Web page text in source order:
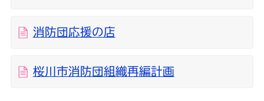
消防団応援の店
桜川市消防団組織再編計画